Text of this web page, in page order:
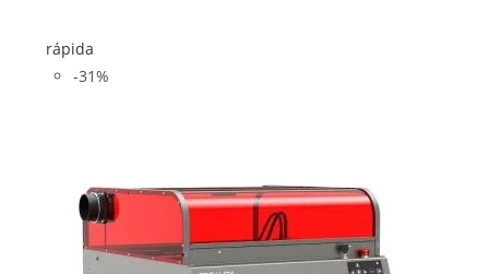
rápida
-31%